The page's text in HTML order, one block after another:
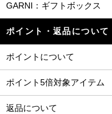
GARNI：ギフトボックス
ポイント・返品について
ポイントについて
ポイント5倍対象アイテム
返品について